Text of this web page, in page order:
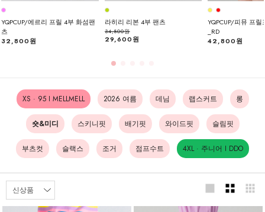
YQPCUP/에르리 프릴 4부 화섬팬
츠
32,800원
라히리 리본 4부 팬츠
34,800원
29,600원
YQPCUP/피뮤 프
_RD
42,800원
XS · 95 I MELLMELL 2026 여름 데님 랩스커트 롱
숏&미디 스키니핏 배기핏 와이드핏 슬림핏
부츠컷 슬랙스 조거 점프수트 4XL · 주니어 I DDO